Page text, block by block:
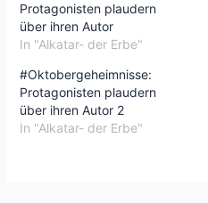
Protagonisten plaudern
über ihren Autor
In "Alkatar- der Erbe"
#Oktobergeheimnisse:
Protagonisten plaudern
über ihren Autor 2
In "Alkatar- der Erbe"